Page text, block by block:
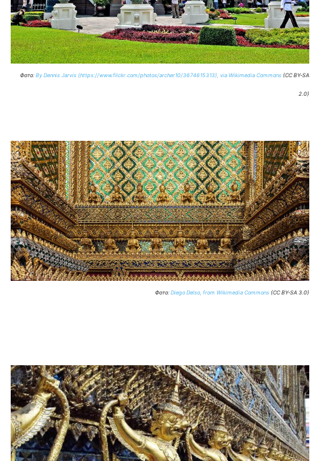
Фото: By Dennis Jarvis (https://www.flickr.com/photos/archer10/3674615313), via Wikimedia Commons (CC BY-SA
2.0)
Фото: Diego Delso, from Wikimedia Commons (CC BY-SA 3.0)